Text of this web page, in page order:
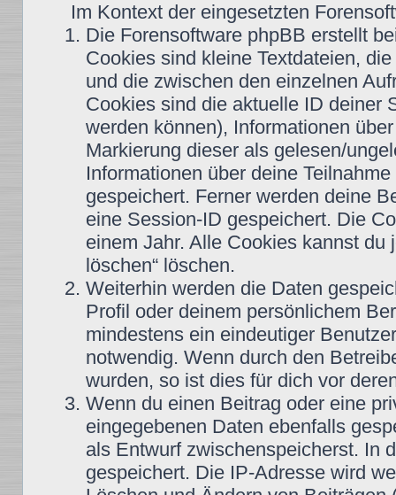
Im Kontext der eingesetzten
Die Forensoftware phpBB erstellt
Cookies sind kleine Textdateien,
und die zwischen den einzelnen
Cookies sind die aktuelle ID deiner
werden können), Informationen
Markierung dieser als gelesen/
Informationen über deine
gespeichert. Ferner werden deine
eine Session-ID gespeichert. Die
einem Jahr. Alle Cookies kannst du
löschen“ löschen.
Weiterhin werden die Daten
Profil oder deinem persönlichem
mindestens ein eindeutiger
notwendig. Wenn durch den
wurden, so ist dies für dich vor
Wenn du einen Beitrag oder eine
eingegebenen Daten ebenfalls
als Entwurf zwischenspeicherst. In
gespeichert. Die IP-Adresse wird